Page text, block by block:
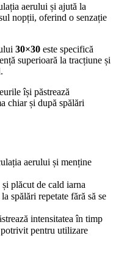
aerului și ajută la
nopții, oferind o senzație
30×30 este specifică
superioară la tracțiune și
își păstrează
chiar și după spălări
aerului și menține
plăcut de cald iarna
spălări repetate fără să se
intensitatea în timp
pentru utilizare